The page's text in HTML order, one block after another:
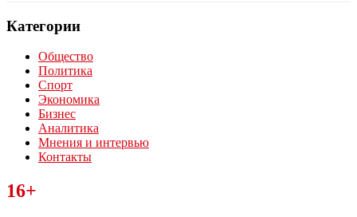
Категории
Общество
Политика
Спорт
Экономика
Бизнес
Аналитика
Мнения и интервью
Контакты
Читайте последние новости дня в Тульской области на сайте
“ЗаНовомосковск”
16+